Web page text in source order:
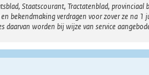
Staatscourant, Tractatenblad,
bekendmaking verdragen voor zover ze na
daarvan worden bij wijze van service